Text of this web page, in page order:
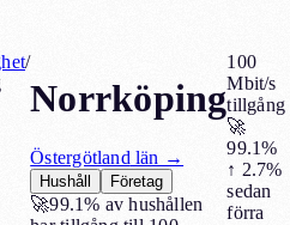
/
Norrköping
Östergötland län →
Hushåll Företag
🚀99.1% av hushållen
100
Mbit/s
tillgång
🚀
99.1%
↑ 2.7%
sedan
förra